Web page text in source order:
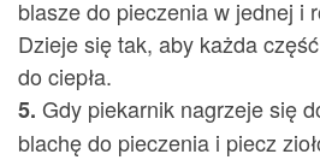
blasze do pieczenia w jednej i
Dzieje się tak, aby każda
do ciepła.
5. Gdy piekarnik nagrzeje się
blachę do pieczenia i piecz